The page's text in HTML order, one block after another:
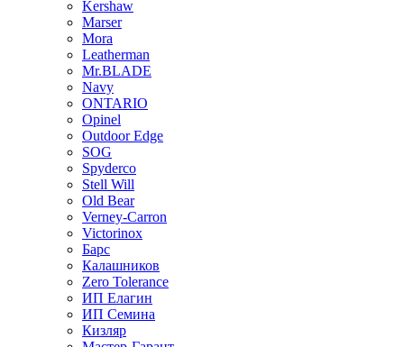
Kershaw
Marser
Mora
Leatherman
Mr.BLADE
Navy
ONTARIO
Opinel
Outdoor Edge
SOG
Spyderco
Stell Will
Old Bear
Verney-Carron
Victorinox
Барс
Калашников
Zero Tolerance
ИП Елагин
ИП Семина
Кизляр